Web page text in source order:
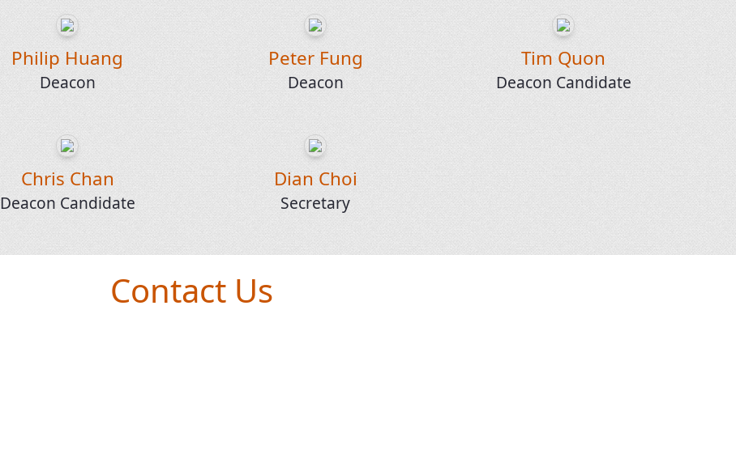
Philip Huang
Deacon
Peter Fung
Deacon
Tim Quon
Deacon Candidate
Chris Chan
Deacon Candidate
Dian Choi
Secretary
Contact Us